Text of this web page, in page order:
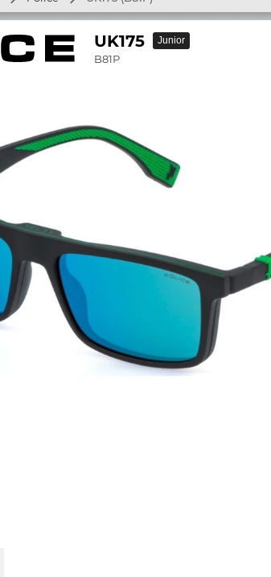
UK175
B81P
Junior